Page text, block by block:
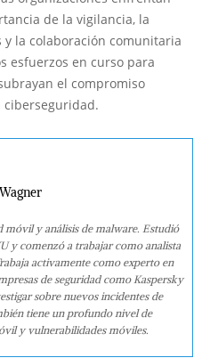
de la vigilancia, la
la colaboración comunitaria
esfuerzos en curso para
el compromiso
ciberseguridad.
móvil y análisis de malware. Estudió
y comenzó a trabajar como analista
activamente como experto en
de seguridad como Kaspersky
sobre nuevos incidentes de
tiene un profundo nivel de
y vulnerabilidades móviles.